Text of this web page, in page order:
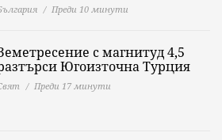
Преди 10 минути
с магнитуд 4,5
Югоизточна Турция
Преди 17 минути